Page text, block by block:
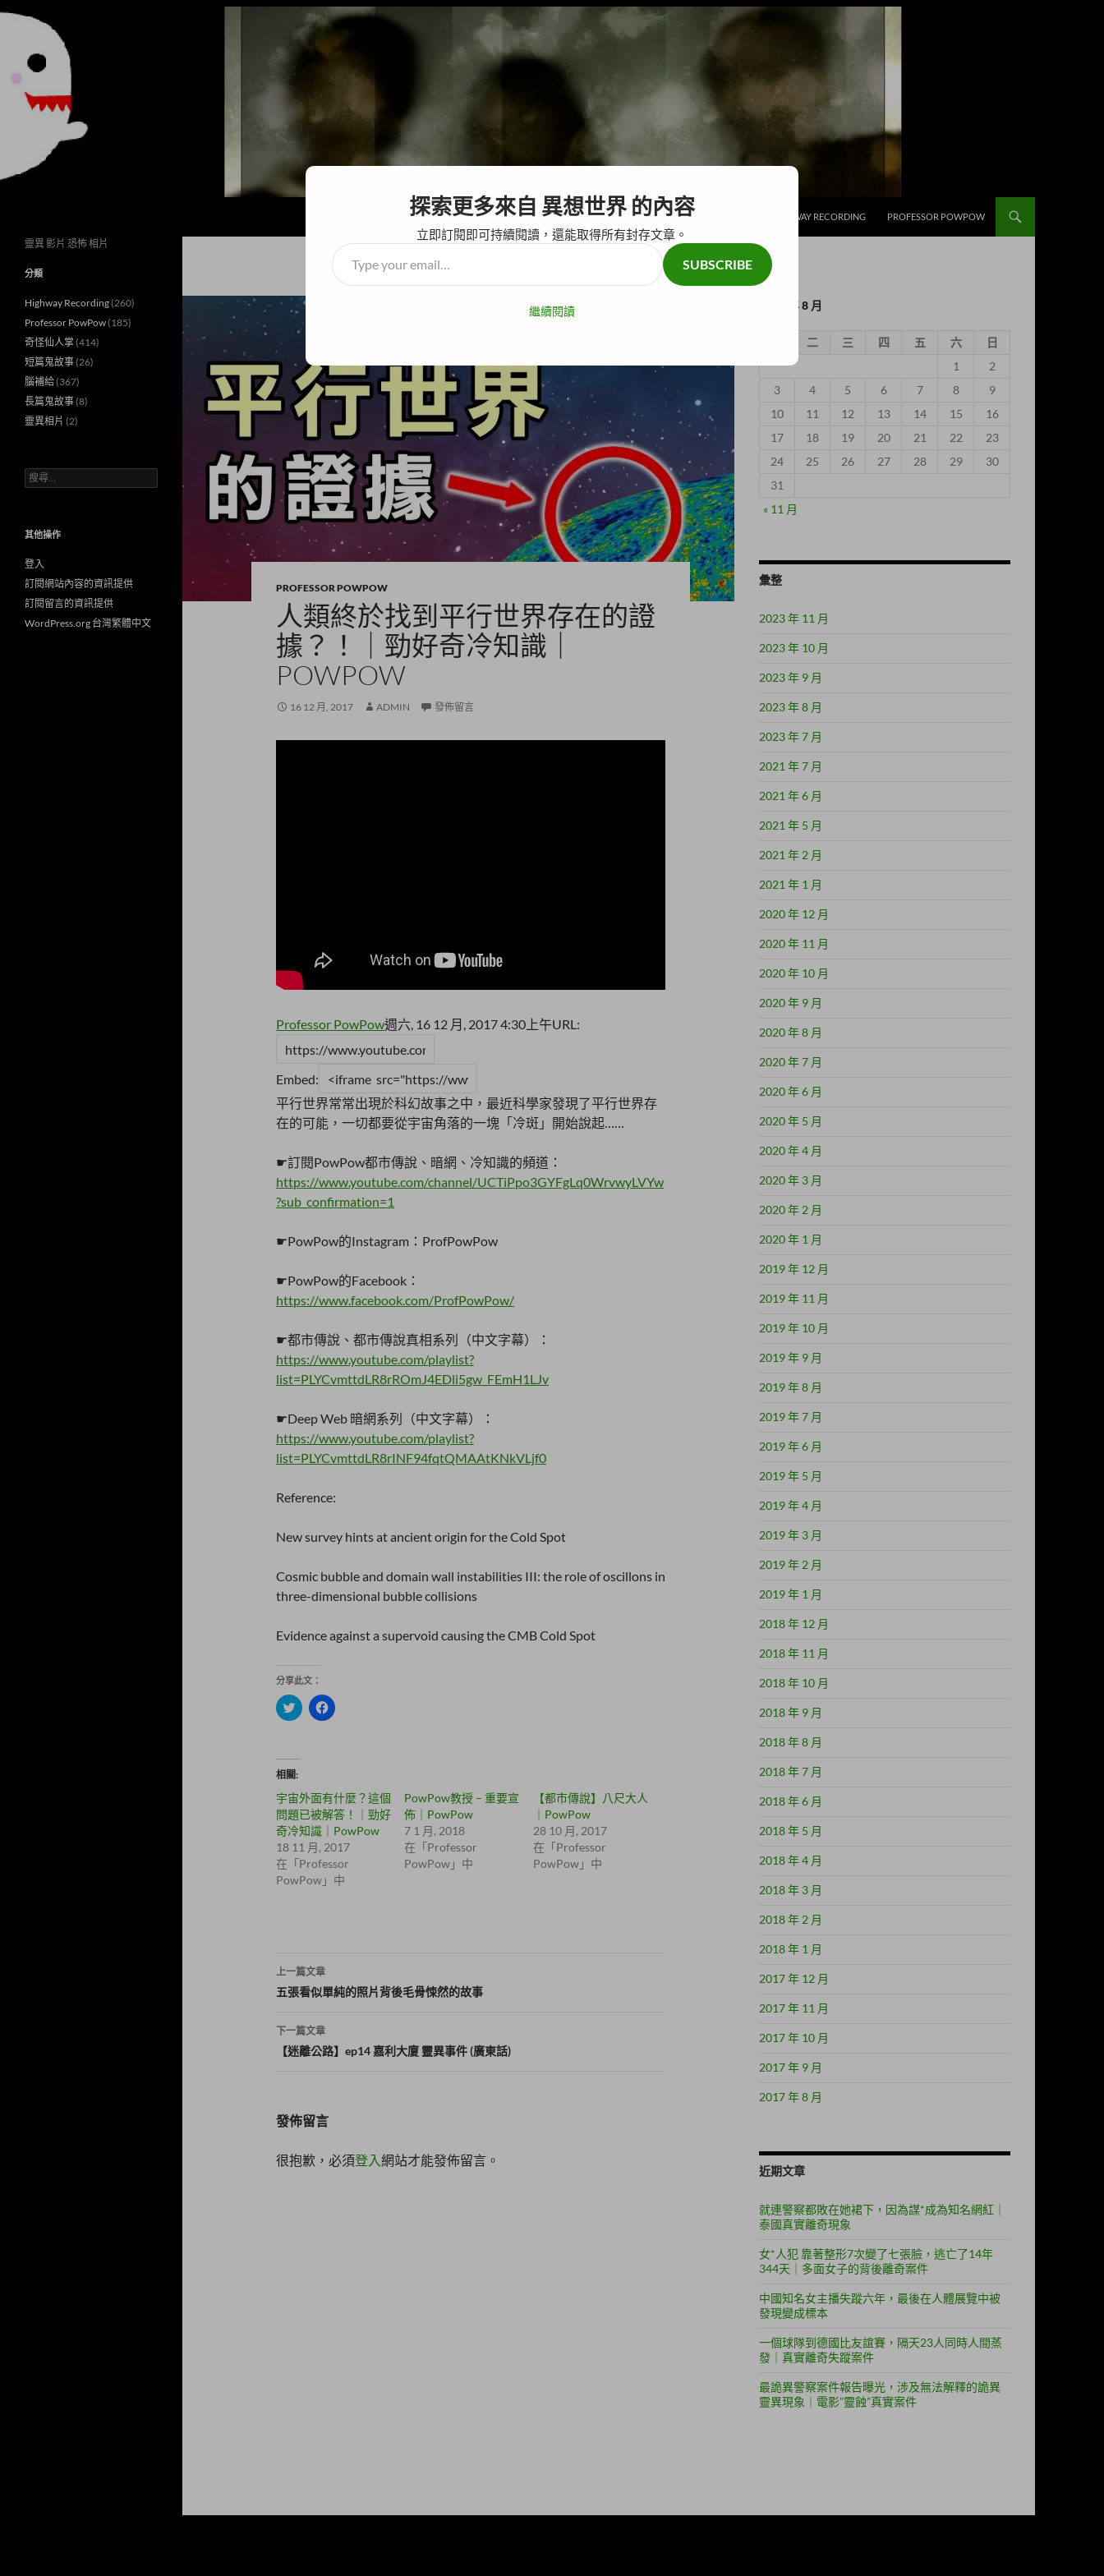
跳至主要內容
奇怪仙人掌
HIGHWAY RECORDING PROFESSOR POWPOW
PROFESSOR POWPOW
人類終於找到平行世界存在的證
據？！｜勁好奇冷知識｜
POWPOW
16 12 月, 2017 ADMIN 發佈留言
Professor PowPow週六, 16 12 月, 2017 4:30上午URL:
Embed:
平行世界常常出現於科幻故事之中，最近科學家發現了平行世界存
在的可能，一切都要從宇宙角落的一塊「冷斑」開始說起……
☛訂閱PowPow都市傳說、暗網、冷知識的頻道：
https://www.youtube.com/channel/UCTiPpo3GYFgLq0WrvwyLVYw
?sub_confirmation=1
☛PowPow的Instagram：ProfPowPow
☛PowPow的Facebook：
https://www.facebook.com/ProfPowPow/
☛都市傳說、都市傳說真相系列（中文字幕）：
https://www.youtube.com/playlist?
list=PLYCvmttdLR8rROmJ4EDli5gw_FEmH1LJv
☛Deep Web 暗網系列（中文字幕）：
https://www.youtube.com/playlist?
list=PLYCvmttdLR8rINF94fqtQMAAtKNkVLjf0
Reference:
New survey hints at ancientorigin for the Cold Spot
Cosmic bubble and domain wall instabilities III: the role of oscillons in
three-dimensional bubble collisions
Evidence against a supervoid causing the CMB Cold Spot
分享此文：
分
享
i
t
e
r
(
在
新
視
窗
中
開
啟
按
一
a
c
e
b
o
o
k
(
在
新
相關
宇宙外面有什麼？這個
問題已被解答！｜勁好
奇冷知識｜PowPow
18 11 月, 2017
在「Professor
PowPow」中
PowPow教授 – 重要宣
佈｜PowPow
7 1 月, 2018
在「Professor
PowPow」中
【都市傳說】八尺大人
｜PowPow
28 10 月, 2017
在「Professor
PowPow」中
文
章
導
覽
上一篇文章
五張看似單純的照片背後毛骨悚然的故事
下一篇文章
【迷離公路】ep14 嘉利大廈 靈異事件 (廣東話)
發佈留言
很抱歉，必須登入網站才能發佈留言。
2026 年 8 月
二 三 四 五 六
日
1
2
3
4 5 6 7 8
9
10
11 12 13 14 15
16
17
18 19 20 21 22
23
24
25 26 27 28 29
30
31
« 11 月
彙整
2023 年 11 月
2023 年 10 月
2023 年 9 月
2023 年 8 月
2023 年 7 月
2021 年 7 月
2021 年 6 月
2021 年 5 月
2021 年 2 月
2021 年 1 月
2020 年 12 月
2020 年 11 月
2020 年 10 月
2020 年 9 月
2020 年 8 月
2020 年 7 月
2020 年 6 月
2020 年 5 月
2020 年 4 月
2020 年 3 月
2020 年 2 月
2020 年 1 月
2019 年 12 月
2019 年 11 月
2019 年 10 月
2019 年 9 月
2019 年 8 月
2019 年 7 月
2019 年 6 月
2019 年 5 月
2019 年 4 月
2019 年 3 月
2019 年 2 月
2019 年 1 月
2018 年 12 月
2018 年 11 月
2018 年 10 月
2018 年 9 月
2018 年 8 月
2018 年 7 月
2018 年 6 月
2018 年 5 月
2018 年 4 月
2018 年 3 月
2018 年 2 月
2018 年 1 月
2017 年 12 月
2017 年 11 月
2017 年 10 月
2017 年 9 月
2017 年 8 月
近期文章
就連警察都敗在她裙下，因為謀*成為知名網紅｜
泰國真實離奇現象
女*人犯 靠著整形7次變了七張臉，逃亡了14年
344天｜多面女子的背後離奇案件
中國知名女主播失蹤六年，最後在人體展覽中被
發現變成標本
一個球隊到德國比友誼賽，隔天23人同時人間蒸
發｜真實離奇失蹤案件
最詭異警察案件報告曝光，涉及無法解釋的詭異
靈異現象｜電影”靈蝕”真實案件
靈異 影片 恐怖 相片
分類
Highway Recording (260)
Professor PowPow (185)
奇怪仙人掌 (414)
短篇鬼故事 (26)
腦補給 (367)
長篇鬼故事 (8)
靈異相片 (2)
搜
尋
字:
其他操作
登入
訂閱網站內容的資訊提供
訂閱留言的資訊提供
WordPress.org 台灣繁體中文
探索更多來自 異想世界 的內容
立即訂閱即可持續閱讀，還能取得所有封存文章。
Type
your
email…
SUBSCRIBE
繼續閱讀